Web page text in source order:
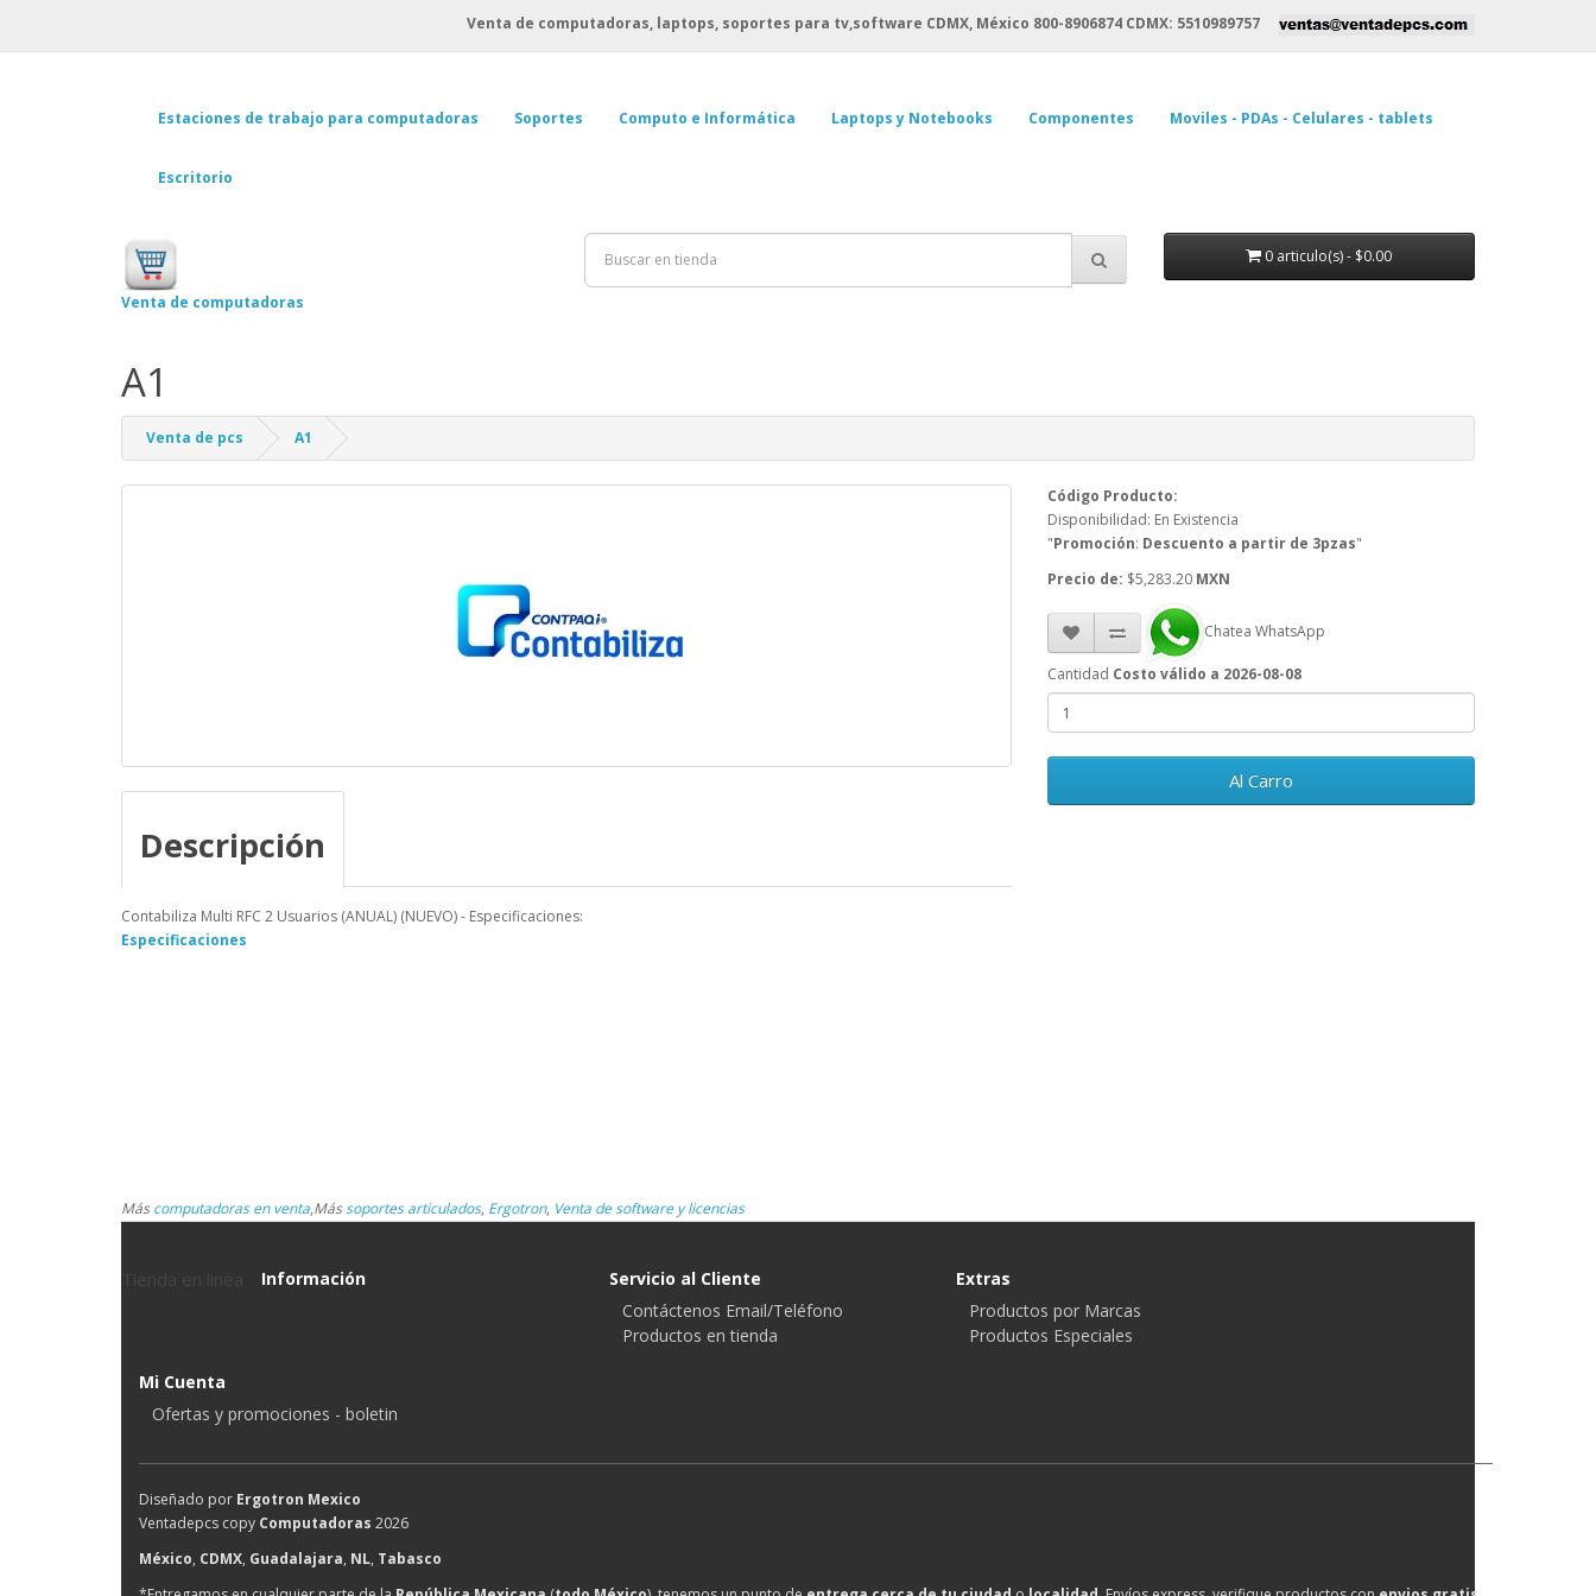
Venta de computadoras, laptops, soportes para tv,software CDMX, México 800-8906874 CDMX: 5510989757
Estaciones de trabajo para computadoras Soportes Computo e Informática Laptops y Notebooks Componentes Moviles - PDAs - Celulares - tablets
Escritorio
Venta de computadoras
0 articulo(s) - $0.00
A1
Venta de pcs A1
Descripción
Contabiliza Multi RFC 2 Usuarios (ANUAL) (NUEVO) - Especificaciones:
Código Producto:
Disponibilidad: En Existencia
"Promoción: Descuento a partir de 3pzas"
Precio de: $5,283.20 MXN
Chatea WhatsApp
Cantidad Costo válido a 2026-08-08
Al Carro
Especificaciones
Máscomputadoras en venta,Mássoportes articulados, Ergotron, Venta de software y licencias
Información
Servicio al Cliente
Contáctenos Email/Teléfono
Productos en tienda
Extras
Productos por Marcas
Productos Especiales
Mi Cuenta
Ofertas y promociones - boletin
Diseñado por Ergotron Mexico
Ventadepcs copy Computadoras 2026
México, CDMX, Guadalajara, NL, Tabasco